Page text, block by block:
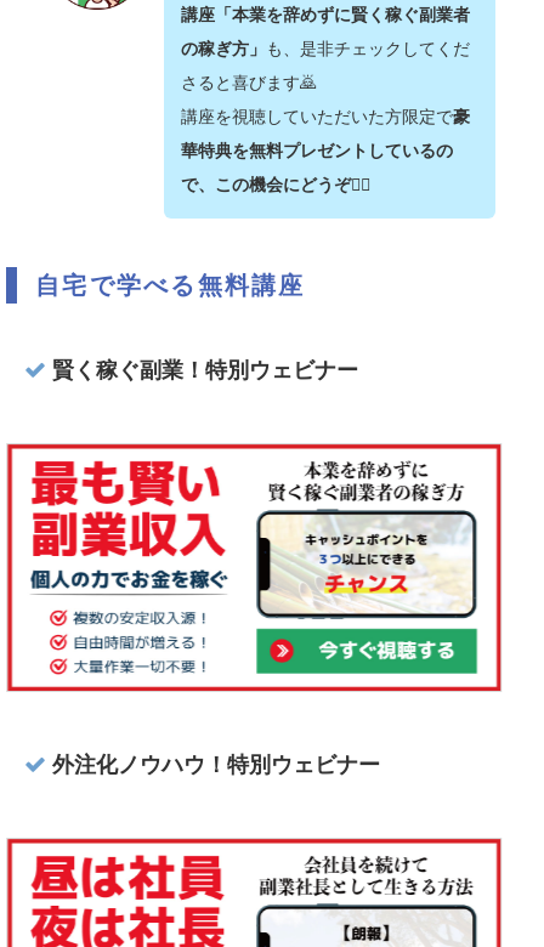
講座「本業を辞めずに賢く稼ぐ副業者
の稼ぎ方」 も、是非チェックしてくだ
さると喜びます🙇‍
講座を視聴していただいた方限定で豪
華特典を無料プレゼントしているの
で、この機会にどうぞ💁‍♂️
自宅で学べる無料講座
賢く稼ぐ副業！特別ウェビナー
外注化ノウハウ！特別ウェビナー